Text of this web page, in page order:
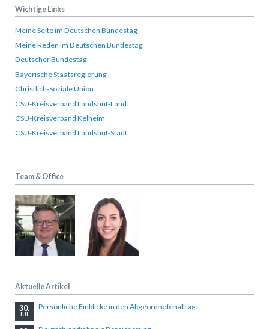
Wichtige Links
Meine Seite im Deutschen Bundestag
Meine Reden im Deutschen Bundestag
Deutscher Bundestag
Bayerische Staatsregierung
Christlich-Soziale Union
CSU-Kreisverband Landshut-Land
CSU-Kreisverband Kelheim
CSU-Kreisverband Landshut-Stadt
Team & Office
Aktuelle Artikel
30.
JUL
Persönliche Einblicke in den Abgeordnetenalltag